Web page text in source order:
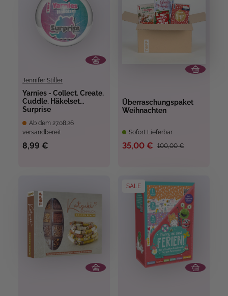
Jennifer Stiller
Yarnies - Collect. Create.
Cuddle. Häkelset
Surprise
Ab dem 27.08.26
versandbereit
8,99 €
Überraschungspaket
Weihnachten
Sofort Lieferbar
100,00 €
35,00 €
SALE